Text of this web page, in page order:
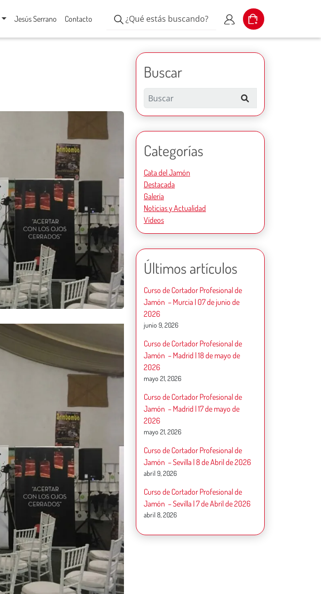
Jesús Serrano Contacto
¿Qué estás buscando?
Mi cuenta
Cart
Buscar
Categorías
Cata del Jamón
Destacada
Galería
Noticias y Actualidad
Vídeos
Últimos artículos
Curso de Cortador Profesional de
Jamón – Murcia | 07 de junio de
2026
junio 9, 2026
Curso de Cortador Profesional de
Jamón – Madrid | 18 de mayo de
2026
mayo 21, 2026
Curso de Cortador Profesional de
Jamón – Madrid | 17 de mayo de
2026
mayo 21, 2026
Curso de Cortador Profesional de
Jamón – Sevilla | 8 de Abril de 2026
abril 9, 2026
Curso de Cortador Profesional de
Jamón – Sevilla | 7 de Abril de 2026
abril 8, 2026